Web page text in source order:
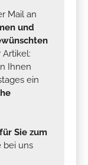
Mail an
und
Artikel:
Ihnen
ein
Sie zum
bei uns